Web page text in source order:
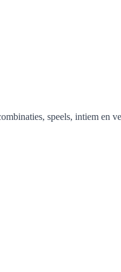
speels, intiem en